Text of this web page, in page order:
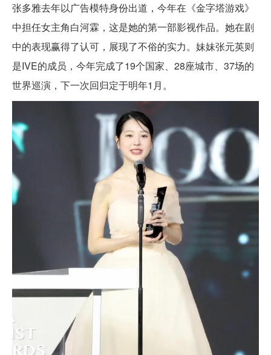
张多雅去年以广告模特身份出道，今年在《金字塔游戏》
中担任女主角白河霖，这是她的第一部影视作品。她在剧
中的表现赢得了认可，展现了不俗的实力。妹妹张元英则
是IVE的成员，今年完成了19个国家、28座城市、37场的
世界巡演，下一次回归定于明年1月。